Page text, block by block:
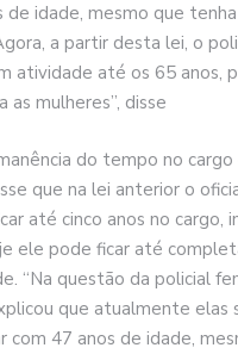
de idade, mesmo que
a partir desta lei, o
atividade até os 65 anos,
as mulheres”, disse
do tempo no
que na lei anterior o
até cinco anos no cargo,
ele pode ficar até
“Na questão da policial
que atualmente elas
com 47 anos de idade,